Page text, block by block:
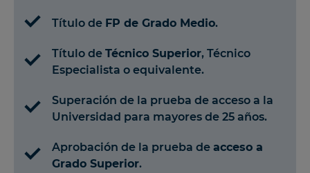
Título de FP de Grado Medio.
Título de Técnico Superior, Técnico
Especialista o equivalente.
Superación de la prueba de acceso a la
Universidad para mayores de 25 años.
Aprobación de la prueba de acceso a
Grado Superior.